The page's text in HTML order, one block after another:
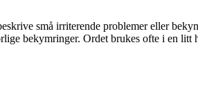
små irriterende problemer eller
bekymringer. Ordet brukes ofte i en litt